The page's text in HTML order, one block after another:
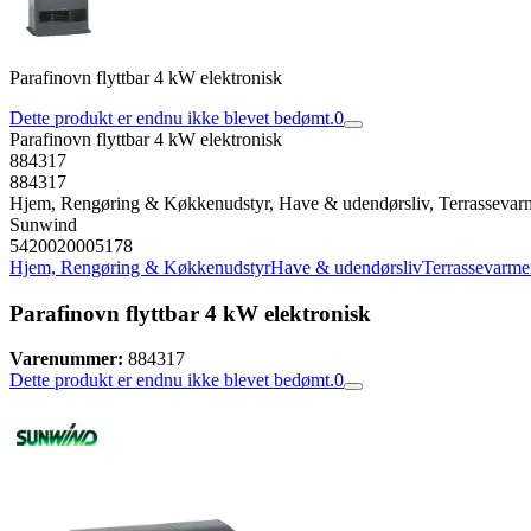
Parafinovn flyttbar 4 kW elektronisk
Dette produkt er endnu ikke blevet bedømt.0
Parafinovn flyttbar 4 kW elektronisk
884317
884317
Hjem, Rengøring & Køkkenudstyr, Have & udendørsliv,
Sunwind
5420020005178
Hjem, Rengøring & KøkkenudstyrHave & udendørsliv
Parafinovn flyttbar 4 kW elektronisk
Varenummer: 884317
Dette produkt er endnu ikke blevet bedømt.0